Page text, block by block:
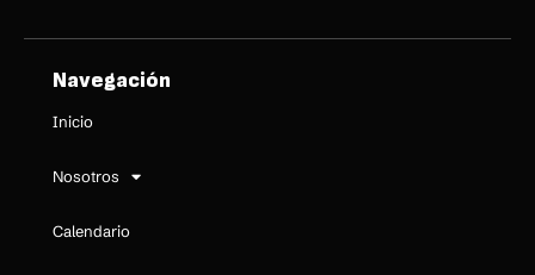
Navegación
Inicio
Nosotros
Calendario